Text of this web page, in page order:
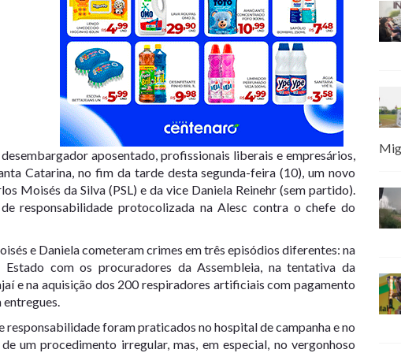
aposentado, profissionais liberais e empresários,
Catarina, no fim da tarde desta segunda-feira (10), um novo
Moisés da Silva (PSL) e da vice Daniela Reinehr (sem partido).
responsabilidade protocolizada na Alesc contra o chefe do
e Daniela cometeram crimes em três episódios diferentes: na
com os procuradores da Assembleia, na tentativa da
e na aquisição dos 200 respiradores artificiais com pagamento
entregues.
responsabilidade foram praticados no hospital de campanha e no
um procedimento irregular, mas, em especial, no vergonhoso